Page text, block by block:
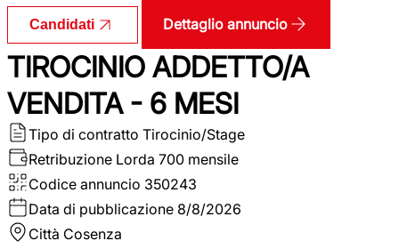
Candidati Dettaglio annuncio
TIROCINIO ADDETTO/A
VENDITA - 6 MESI
Tipo di contratto Tirocinio/Stage
Retribuzione Lorda 700 mensile
Codice annuncio 350243
Data di pubblicazione 8/8/2026
Città Cosenza